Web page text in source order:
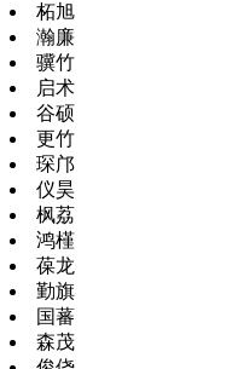
柘旭
瀚廉
骥竹
启术
谷硕
更竹
琛邝
仪昊
枫荔
鸿槿
葆龙
勤旗
国蕃
森茂